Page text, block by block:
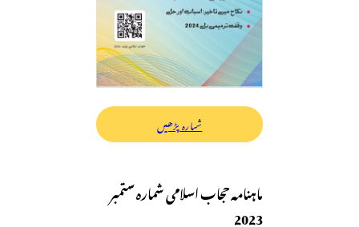
شمارہ پڑھیں
ماہنامہ حجاب اسلامی شمارہ ستمبر
2023